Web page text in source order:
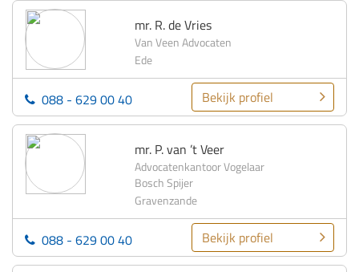
mr. R. de Vries
Van Veen Advocaten
Ede
088 - 629 00 40 Bekijk profiel
mr. P. van ’t Veer
Advocatenkantoor Vogelaar
Bosch Spijer
Gravenzande
088 - 629 00 40 Bekijk profiel